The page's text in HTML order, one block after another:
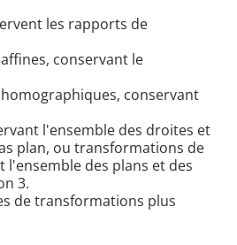
les rapports de
conservant le
conservant
l'ensemble des droites et
plan, ou transformations de
l'ensemble des plans et des
3.
de transformations plus